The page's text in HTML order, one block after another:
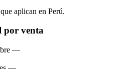
aplican en Perú.
por venta
—